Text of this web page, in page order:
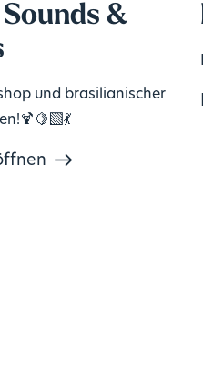
&
und brasilianischer